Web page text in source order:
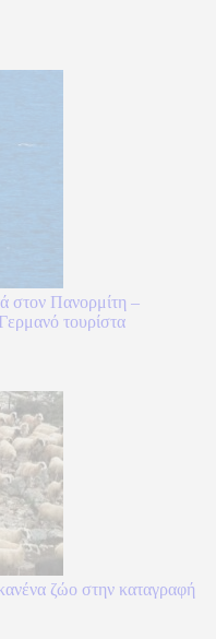
στον Πανορμίτη –
τουρίστα
ζώο στην καταγραφή